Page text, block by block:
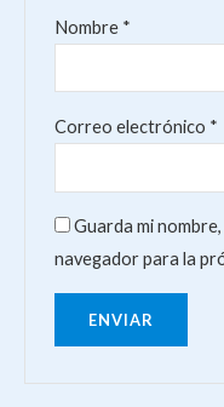
Nombre *
Correo electrónico *
Guarda mi
navegador para la